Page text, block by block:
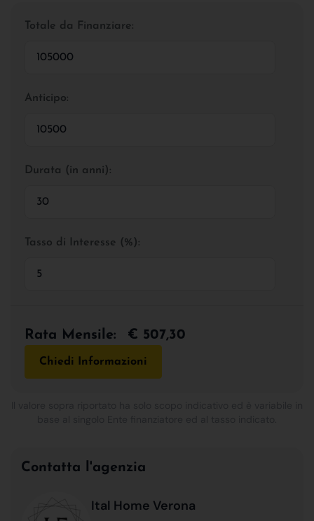
Totale da Finanziare:
Anticipo:
Durata (in anni):
Tasso di Interesse (%):
Rata Mensile: € 507,30
Chiedi Informazioni
Contatta l'agenzia
Ital Home Verona